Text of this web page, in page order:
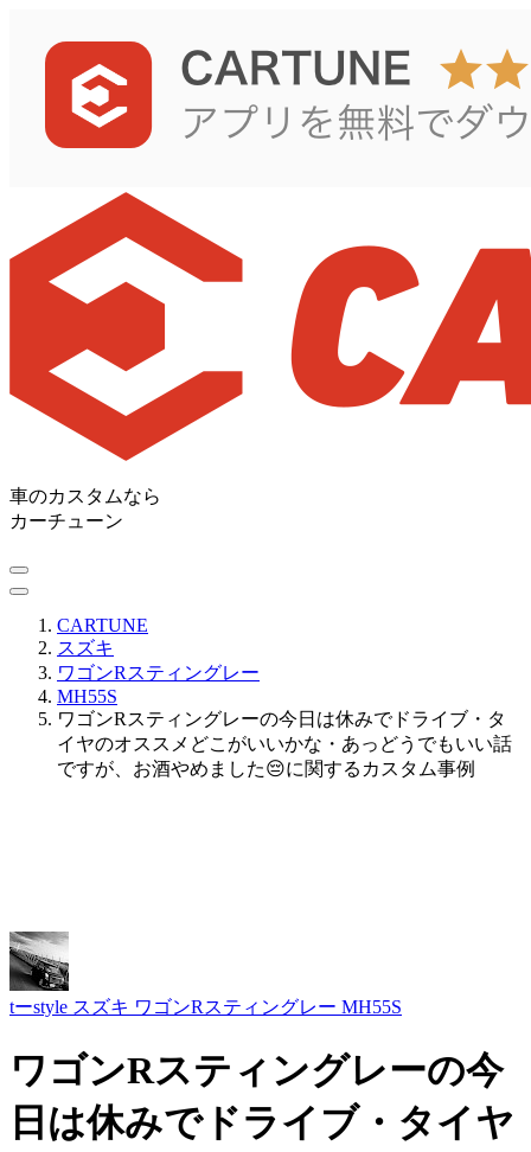
車のカスタムなら
カーチューン
CARTUNE
スズキ
ワゴンRスティングレー
MH55S
ワゴンRスティングレーの今日は休みでドライブ・タ
イヤのオススメどこがいいかな・あっどうでもいい話
ですが、お酒やめました😔に関するカスタム事例
tーstyle スズキ ワゴンRスティングレー MH55S
ワゴンRスティングレーの今
日は休みでドライブ・タイヤ